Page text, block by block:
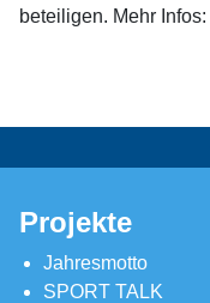
beteiligen. Mehr Infos:
Projekte
Jahresmotto
SPORT TALK